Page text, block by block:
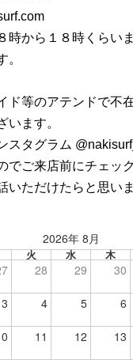
時から１８時くらい
。
ド等のアテンドで不
います。
スタグラム
でご来店前にチェッ
いただけたらと思いま
2026年 8月
火 水 木
28 29 30
3 4 5 6
11 12 13